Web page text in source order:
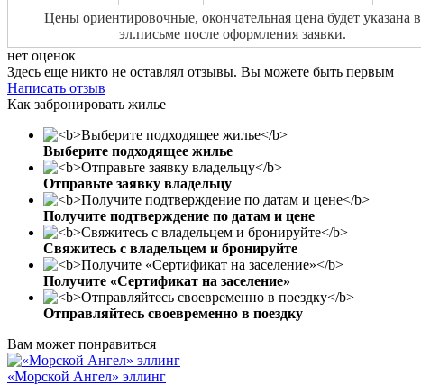
Цены ориентировочные, окончательная цена будет указана в
эл.письме после оформления заявки.
нет оценок
Здесь еще никто не оставлял отзывы. Вы можете быть первым
Написать отзыв
Как забронировать жилье
Выберите подходящее жилье
Отправьте заявку владельцу
Получите подтверждение по датам и цене
Свяжитесь с владельцем и бронируйте
Получите «Сертификат на заселение»
Отправляйтесь своевременно в поездку
Вам может понравиться
«Морской Ангел» эллинг